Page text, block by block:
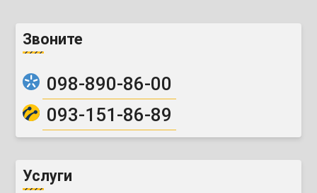
Звоните
098-890-86-00
093-151-86-89
Услуги